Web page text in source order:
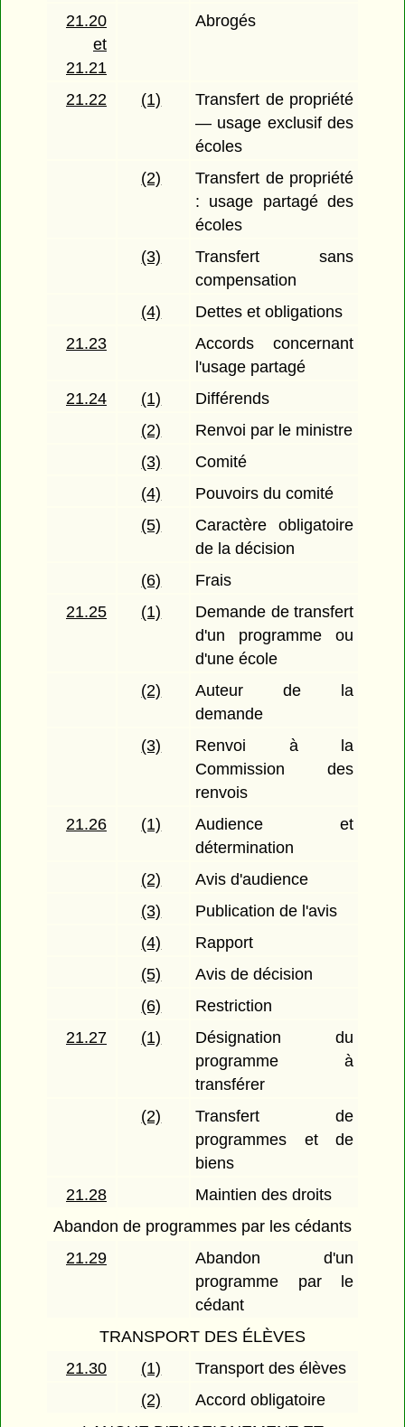
21.20
et
21.21
Abrogés
21.22 (1)
Transfert de propriété
— usage exclusif des
écoles
(2)
Transfert de propriété
: usage partagé des
écoles
(3)
Transfert sans
compensation
(4)
Dettes et obligations
21.23
Accords concernant
l'usage partagé
21.24
(1)
Différends
(2)
Renvoi par le ministre
(3)
Comité
(4)
Pouvoirs du comité
(5)
Caractère obligatoire
de la décision
(6)
Frais
21.25
(1)
Demande de transfert
d'un programme ou
d'une école
(2)
Auteur de la
demande
(3)
Renvoi à la
Commission des
renvois
21.26
(1)
Audience et
détermination
(2)
Avis d'audience
(3)
Publication de l'avis
(4)
Rapport
(5)
Avis de décision
(6)
Restriction
21.27
(1)
Désignation du
programme à
transférer
(2)
Transfert de
programmes et de
biens
21.28
Maintien des droits
Abandon de programmes par les cédants
21.29
Abandon d'un
programme par le
cédant
TRANSPORT DES ÉLÈVES
21.30
(1)
Transport des élèves
(2)
Accord obligatoire